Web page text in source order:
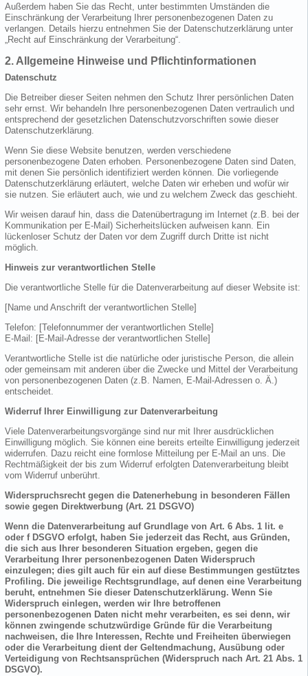
Außerdem haben Sie das Recht, unter bestimmten Umständen die
Einschränkung der Verarbeitung Ihrer personenbezogenen Daten zu
verlangen. Details hierzu entnehmen Sie der Datenschutzerklärung unter
„Recht auf Einschränkung der Verarbeitung“.
2. Allgemeine Hinweise und Pflichtinformationen
Datenschutz
Die Betreiber dieser Seiten nehmen den Schutz Ihrer persönlichen Daten
sehr ernst. Wir behandeln Ihre personenbezogenen Daten vertraulich und
entsprechend der gesetzlichen Datenschutzvorschriften sowie dieser
Datenschutzerklärung.
Wenn Sie diese Website benutzen, werden verschiedene
personenbezogene Daten erhoben. Personenbezogene Daten sind Daten,
mit denen Sie persönlich identifiziert werden können. Die vorliegende
Datenschutzerklärung erläutert, welche Daten wir erheben und wofür wir
sie nutzen. Sie erläutert auch, wie und zu welchem Zweck das geschieht.
Wir weisen darauf hin, dass die Datenübertragung im Internet (z.B. bei der
Kommunikation per E-Mail) Sicherheitslücken aufweisen kann. Ein
lückenloser Schutz der Daten vor dem Zugriff durch Dritte ist nicht
möglich.
Hinweis zur verantwortlichen Stelle
Die verantwortliche Stelle für die Datenverarbeitung auf dieser Website ist:
[Name und Anschrift der verantwortlichen Stelle]
Telefon: [Telefonnummer der verantwortlichen Stelle]
E-Mail: [E-Mail-Adresse der verantwortlichen Stelle]
Verantwortliche Stelle ist die natürliche oder juristische Person, die allein
oder gemeinsam mit anderen über die Zwecke und Mittel der Verarbeitung
von personenbezogenen Daten (z.B. Namen, E-Mail-Adressen o. Ä.)
entscheidet.
Widerruf Ihrer Einwilligung zur Datenverarbeitung
Viele Datenverarbeitungsvorgänge sind nur mit Ihrer ausdrücklichen
Einwilligung möglich. Sie können eine bereits erteilte Einwilligung jederzeit
widerrufen. Dazu reicht eine formlose Mitteilung per E-Mail an uns. Die
Rechtmäßigkeit der bis zum Widerruf erfolgten Datenverarbeitung bleibt
vom Widerruf unberührt.
Widerspruchsrecht gegen die Datenerhebung in besonderen Fällen
sowie gegen Direktwerbung (Art. 21 DSGVO)
Wenn die Datenverarbeitung auf Grundlage von Art. 6 Abs. 1 lit. e
oder f DSGVO erfolgt, haben Sie jederzeit das Recht, aus Gründen,
die sich aus Ihrer besonderen Situation ergeben, gegen die
Verarbeitung Ihrer personenbezogenen Daten Widerspruch
einzulegen; dies gilt auch für ein auf diese Bestimmungen gestütztes
Profiling. Die jeweilige Rechtsgrundlage, auf denen eine Verarbeitung
beruht, entnehmen Sie dieser Datenschutzerklärung. Wenn Sie
Widerspruch einlegen, werden wir Ihre betroffenen
personenbezogenen Daten nicht mehr verarbeiten, es sei denn, wir
können zwingende schutzwürdige Gründe für die Verarbeitung
nachweisen, die Ihre Interessen, Rechte und Freiheiten überwiegen
oder die Verarbeitung dient der Geltendmachung, Ausübung oder
Verteidigung von Rechtsansprüchen (Widerspruch nach Art. 21 Abs. 1
DSGVO).